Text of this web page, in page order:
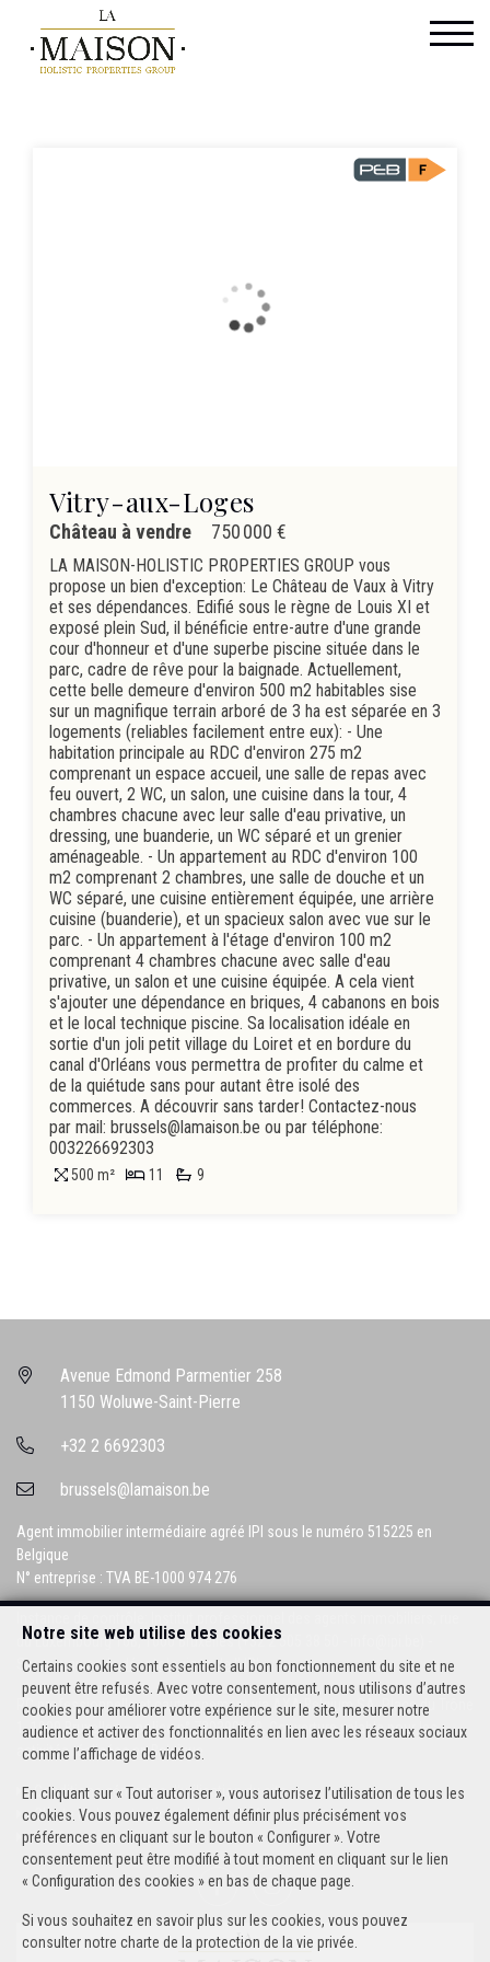
Vitry-aux-Loges
750 000 €
Château à vendre
LA MAISON-HOLISTIC PROPERTIES GROUP vous
propose un bien d'exception: Le Château de Vaux à Vitry
et ses dépendances. Edifié sous le règne de Louis XI et
exposé plein Sud, il bénéficie entre-autre d'une grande
cour d'honneur et d'une superbe piscine située dans le
parc, cadre de rêve pour la baignade. Actuellement,
cette belle demeure d'environ 500 m2 habitables sise
sur un magnifique terrain arboré de 3 ha est séparée en 3
logements (reliables facilement entre eux): - Une
habitation principale au RDC d'environ 275 m2
comprenant un espace accueil, une salle de repas avec
feu ouvert, 2 WC, un salon, une cuisine dans la tour, 4
chambres chacune avec leur salle d'eau privative, un
dressing, une buanderie, un WC séparé et un grenier
aménageable. - Un appartement au RDC d'environ 100
m2 comprenant 2 chambres, une salle de douche et un
WC séparé, une cuisine entièrement équipée, une arrière
cuisine (buanderie), et un spacieux salon avec vue sur le
parc. - Un appartement à l'étage d'environ 100 m2
comprenant 4 chambres chacune avec salle d'eau
privative, un salon et une cuisine équipée. A cela vient
s'ajouter une dépendance en briques, 4 cabanons en bois
et le local technique piscine. Sa localisation idéale en
sortie d'un joli petit village du Loiret et en bordure du
canal d'Orléans vous permettra de profiter du calme et
de la quiétude sans pour autant être isolé des
commerces. A découvrir sans tarder! Contactez-nous
par mail: brussels@lamaison.be ou par téléphone:
003226692303
500 m² 11 9
Notre site web utilise des cookies
Certains cookies sont essentiels au bon fonctionnement du site et ne
peuvent être refusés. Avec votre consentement, nous utilisons d’autres
cookies pour améliorer votre expérience sur le site, mesurer notre
audience et activer des fonctionnalités en lien avec les réseaux sociaux
comme l’affichage de vidéos.
En cliquant sur « Tout autoriser », vous autorisez l’utilisation de tous les
cookies. Vous pouvez également définir plus précisément vos
préférences en cliquant sur le bouton « Configurer ». Votre
consentement peut être modifié à tout moment en cliquant sur le lien
« Configuration des cookies » en bas de chaque page.
Si vous souhaitez en savoir plus sur les cookies, vous pouvez
consulter notre charte de la protection de la vie privée
Avenue Edmond Parmentier 258
1150 Woluwe-Saint-Pierre
+32 2 6692303
brussels@lamaison.be
Agent immobilier intermédiaire agréé IPI sous le numéro 515225 en
Belgique
N° entreprise : TVA BE-1000 974 276
du Luxembourg 16B, 1000 Bruxelles (+32 2 505 38 50 - info@ipi.be) -
Soumis aucode déontologique de l’ IPI
RC professionnelle et cautionnement via AXA Belgium SA, Place du Trône
1, 1000 Bruxelles – police n° 730390160. Couverture valable pour les
activités réalisées en Belgique
Conditions générales d'utilisation du site
Charte de la protection de la vie privée
Configuration des cookies